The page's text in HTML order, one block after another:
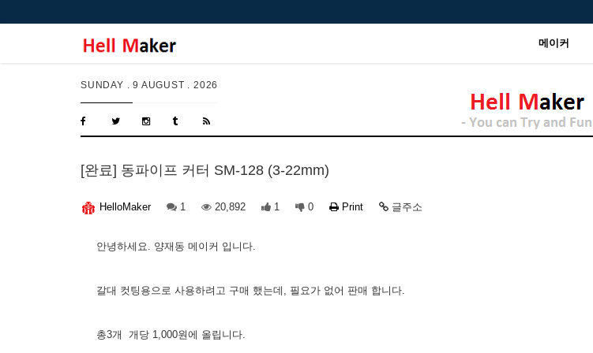
메이커
SUNDAY .9 AUGUST . 2026
[완료] 동파이프 커터 SM-128 (3-22mm)
HelloMaker 1 20,892 1 0 Print 글주소
안녕하세요. 양재동 메이커 입니다.
갈대 컷팅용으로 사용하려고 구매 했는데, 필요가 없어 판매 합니다.
총3개 개당 1,000원에 올립니다.